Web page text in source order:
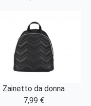
Zainetto da donna
7,99 €